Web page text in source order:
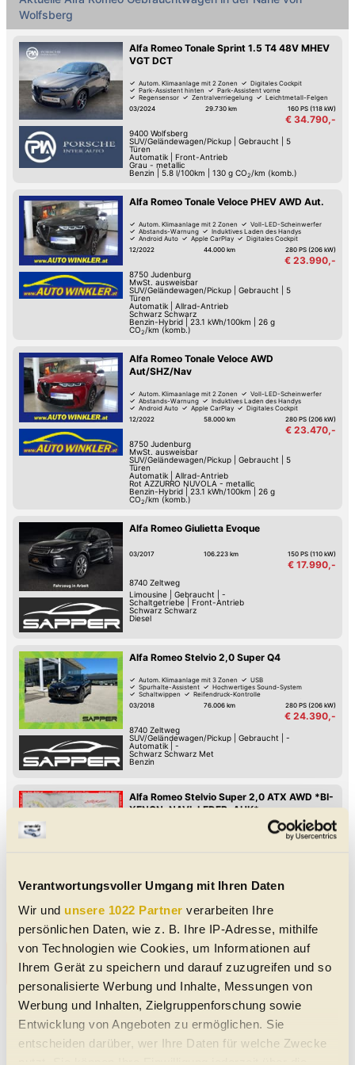
Verantwortungsvoller Umgang mit Ihren Daten
Wir und unsere 1022 Partner verarbeiten Ihre
persönlichen Daten, wie z. B. Ihre IP-Adresse, mithilfe
von Technologien wie Cookies, um Informationen auf
Ihrem Gerät zu speichern und darauf zuzugreifen und so
personalisierte Werbung und Inhalte, Messungen von
Werbung und Inhalten, Zielgruppenforschung sowie
Entwicklung von Angeboten zu ermöglichen. Sie
entscheiden darüber, wer Ihre Daten für welche Zwecke
Wolfsberg
Alfa Romeo Tonale Sprint 1.5 T4 48V MHEV
VGT DCT
Autom. Klimaanlage mit 2 Zonen
Digitales Cockpit
Park-Assistent hinten
Park-Assistent vorne
Regensensor
Zentralverriegelung
Leichtmetall-Felgen
Elektrische Fensterheber
03/2024 29.730 km 160 PS (118 kW)
€ 34.790,-
9400 Wolfsberg
SUV/Geländewagen/Pickup| Gebraucht
5
Türen
Automatik| Front-Antrieb
Grau - metallic
Benzin
5.8 l/100km 130 g CO2 /km (komb.)
Alfa Romeo Tonale Veloce PHEV AWD Aut.
Autom. Klimaanlage mit 2 Zonen
Voll-LED-Scheinwerfer
Abstands-Warnung
Induktives Laden des Handys
Android Auto
Apple CarPlay
Digitales Cockpit
Fernlicht-Assistent
12/2022 44.000 km 280 PS (206 kW)
€ 23.990,-
8750 Judenburg
MwSt. ausweisbar
SUV/Geländewagen/Pickup| Gebraucht
5
Türen
Automatik| Allrad-Antrieb
Schwarz Schwarz
Benzin-Hybrid
23.1 kWh/100km 26 g
CO2 /km (komb.)
Alfa Romeo Tonale Veloce AWD
Aut/SHZ/Nav
Autom. Klimaanlage mit 2 Zonen
Voll-LED-Scheinwerfer
Abstands-Warnung
Induktives Laden des Handys
Android Auto
Apple CarPlay
Digitales Cockpit
Fernlicht-Assistent
12/2022 58.000 km 280 PS (206 kW)
€ 23.470,-
8750 Judenburg
MwSt. ausweisbar
SUV/Geländewagen/Pickup| Gebraucht
5
Türen
Automatik| Allrad-Antrieb
Rot AZZURRO NUVOLA - metallic
Benzin-Hybrid
23.1 kWh/100km 26 g
CO2 /km (komb.)
Alfa Romeo Giulietta Evoque
03/2017 106.223 km 150 PS (110 kW)
€ 17.990,-
8740 Zeltweg
Limousine| Gebraucht
-
Schaltgetriebe| Front-Antrieb
Schwarz Schwarz
Diesel
Alfa Romeo Stelvio 2,0 Super Q4
Autom. Klimaanlage mit 3 Zonen
USB
Spurhalte-Assistent
Hochwertiges Sound-System
Schaltwippen
Reifendruck-Kontrolle
Isofix Kindersitz-Befestigung
03/2018 76.006 km 280 PS (206 kW)
€ 24.390,-
8740 Zeltweg
SUV/Geländewagen/Pickup| Gebraucht
-
Automatik| -
Schwarz Schwarz Met
Benzin
Alfa Romeo Stelvio Super 2,0 ATX AWD *BI-
XENON, NAVI, LEDER, AHK*
Android Auto
8753 Fohnsdorf
SUV/Geländewagen/Pickup|Gebraucht|
Automatik
Allrad-Antrieb
Rot
Alle Alfa Romeo Gebrauchtwagen in der Nähe von
Wolfsberg
Unsere Alfa Romeo Meldungen
Alfa Romeo zeigt erste
Detailaufnahme des neuen C-SUV